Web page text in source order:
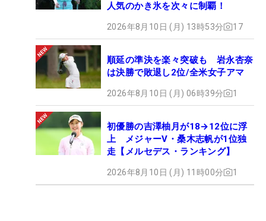
人気のかき氷を次々に制覇！
2026年8月10日 (月) 13時53分 17
順延の準決を楽々突破も 岩永杏奈
は決勝で敗退し2位/全米女子アマ
2026年8月10日 (月) 06時39分 1
初優勝の吉澤柚月が18→12位に浮
上 メジャーV・桑木志帆が1位独
走【メルセデス・ランキング】
2026年8月10日 (月) 11時00分 1